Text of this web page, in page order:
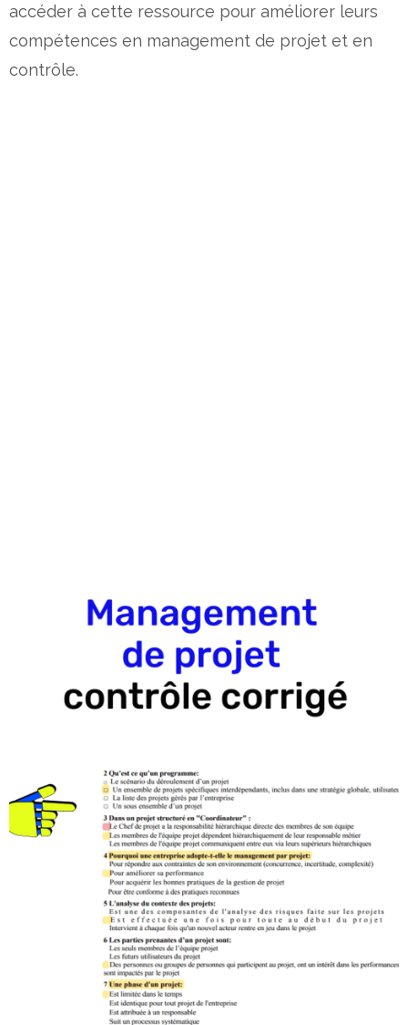
accéder à cette ressource pour améliorer leurs
compétences en management de projet et en
contrôle.